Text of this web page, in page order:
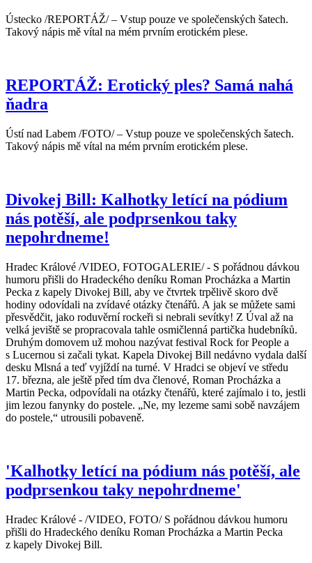
Ústecko /REPORTÁŽ/ – Vstup pouze ve společenských šatech.
Takový nápis mě vítal na mém prvním erotickém plese.
REPORTÁŽ: Erotický ples? Samá nahá
ňadra
Ústí nad Labem /FOTO/ – Vstup pouze ve společenských šatech.
Takový nápis mě vítal na mém prvním erotickém plese.
Divokej Bill: Kalhotky letící na pódium
nás potěší, ale podprsenkou taky
nepohrdneme!
Hradec Králové /VIDEO, FOTOGALERIE/ - S pořádnou dávkou
humoru přišli do Hradeckého deníku Roman Procházka a Martin
Pecka z kapely Divokej Bill, aby ve čtvrtek trpělivě skoro dvě
hodiny odovídali na zvídavé otázky čtenářů. A jak se můžete sami
přesvědčit, jako roduvěrní rockeři si nebrali sevítky! Z Úval až na
velká jeviště se propracovala tahle osmičlenná partička hudebníků.
Druhým domovem už mohou nazývat festival Rock for People a
s Lucernou si začali tykat. Kapela Divokej Bill nedávno vydala další
desku Mlsná a teď vyjíždí na turné. V Hradci se objeví ve středu
17. března, ale ještě před tím dva členové, Roman Procházka a
Martin Pecka, odpovídali na otázky čtenářů, které zajímalo i to, jestli
jim lezou fanynky do postele. „Ne, my lezeme sami sobě navzájem
do postele,“ utrousili pobaveně.
'Kalhotky letící na pódium nás potěší, ale
podprsenkou taky nepohrdneme'
Hradec Králové - /VIDEO, FOTO/ S pořádnou dávkou humoru
přišli do Hradeckého deníku Roman Procházka a Martin Pecka
z kapely Divokej Bill.